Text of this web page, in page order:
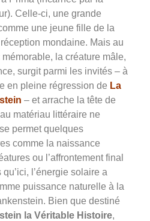
Celle-ci, une grande
une jeune fille de la
mondaine. Mais au
la créature mâle,
surgit parmi les invités – à
en pleine régression de La
– et arrache la tête de
matériau littéraire ne
permet quelques
comme la naissance
ou l’affrontement final
l’énergie solaire a
puissance naturelle à la
Bien que destiné
la Véritable Histoire,